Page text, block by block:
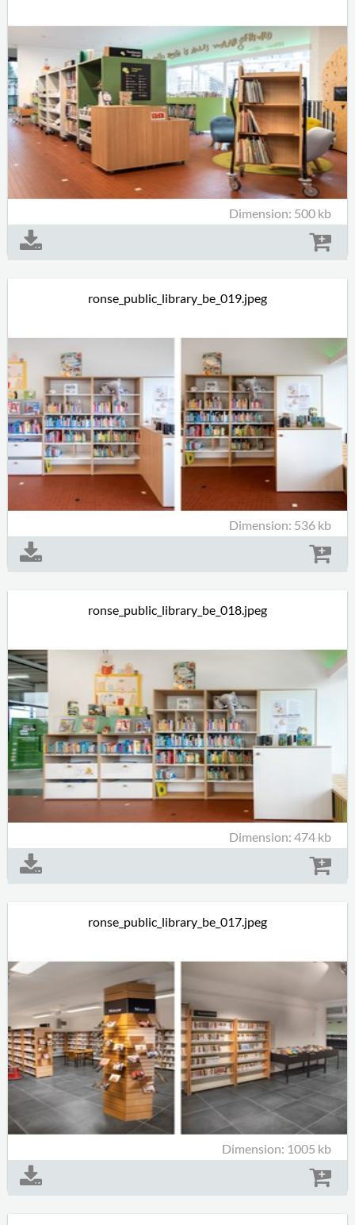
Dimension: 500 kb
ronse_public_library_be_019.jpeg
Dimension: 536 kb
ronse_public_library_be_018.jpeg
Dimension: 474 kb
ronse_public_library_be_017.jpeg
Dimension: 1005 kb